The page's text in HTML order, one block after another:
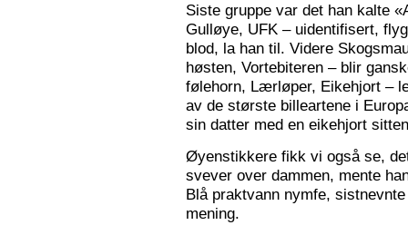
Siste gruppe var det han kalte
Gulløye, UFK – uidentifisert,
blod, la han til. Videre
høsten, Vortebiteren – blir
følehorn, Lærløper, Eikehjort –
av de største billeartene i
sin datter med en eikehjort
Øyenstikkere fikk vi også se,
svever over dammen, mente
Blå praktvann nymfe,
mening.